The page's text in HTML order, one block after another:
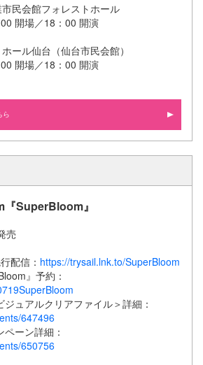
民会館フォレストホール
開場／18：00 開演
ール仙台（仙台市民会館）
開場／18：00 開演
ら
SuperBloom』
売
配信： https://trysail.lnk.to/SuperBloom
』予約：
ュアルクリアファイル＞詳細：
647496
ーン詳細：
650756